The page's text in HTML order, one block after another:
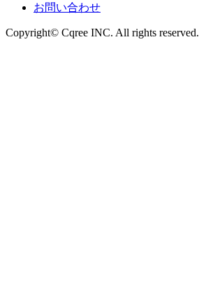
お問い合わせ
Copyright© Cqree INC. All rights reserved.